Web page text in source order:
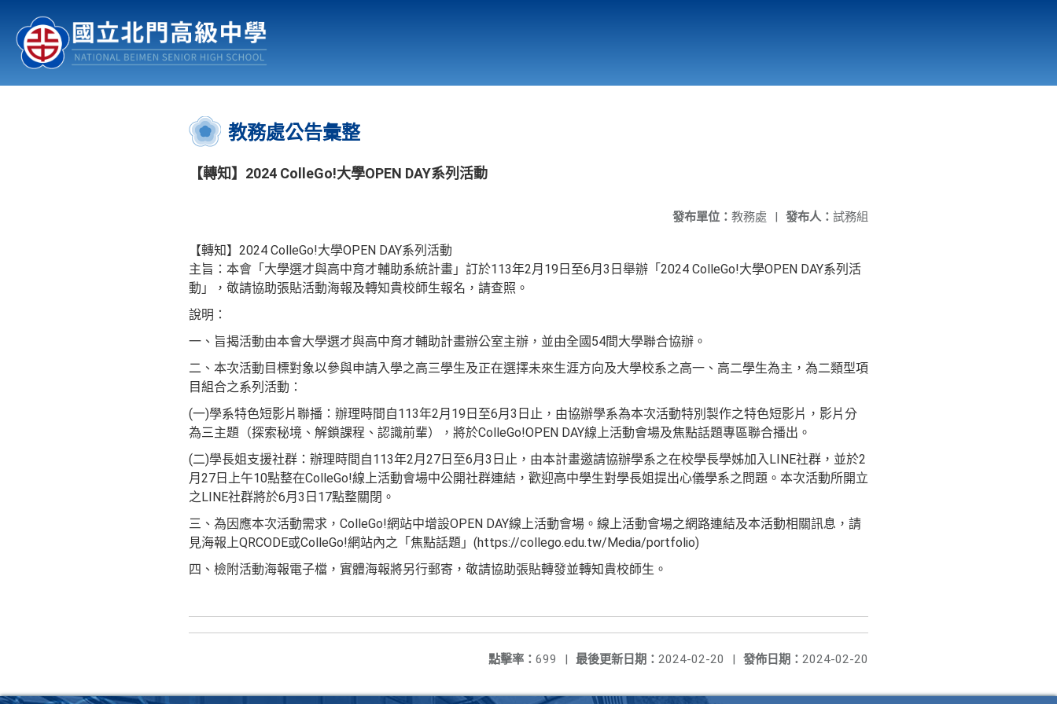
認識北中 行事曆
:::
教務處公告彙整
【轉知】2024 ColleGo!大學OPEN DAY系列活動
發布人： 試務組
發布單位： 教務處 |
【轉知】2024 ColleGo!大學OPEN DAY系列活動
主旨：本會「大學選才與高中育才輔助系統計畫」訂於113年2月19日至6月3日舉辦「2024 ColleGo!大學OPEN DAY系列活
動」，敬請協助張貼活動海報及轉知貴校師生報名，請查照。
說明：
一、旨揭活動由本會大學選才與高中育才輔助計畫辦公室主辦，並由全國54間大學聯合協辦。
二、本次活動目標對象以參與申請入學之高三學生及正在選擇未來生涯方向及大學校系之高一、高二學生為主，為二類型項
目組合之系列活動：
(一)學系特色短影片聯播：辦理時間自113年2月19日至6月3日止，由協辦學系為本次活動特別製作之特色短影片，影片分
為三主題（探索秘境、解鎖課程、認識前輩），將於ColleGo!OPEN DAY線上活動會場及焦點話題專區聯合播出。
(二)學長姐支援社群：辦理時間自113年2月27日至6月3日止，由本計畫邀請協辦學系之在校學長學姊加入LINE社群，並於2
月27日上午10點整在ColleGo!線上活動會場中公開社群連結，歡迎高中學生對學長姐提出心儀學系之問題。本次活動所開立
之LINE社群將於6月3日17點整關閉。
三、為因應本次活動需求，ColleGo!網站中增設OPEN DAY線上活動會場。線上活動會場之網路連結及本活動相關訊息，請
見海報上QRCODE或ColleGo!網站內之「焦點話題」(https://collego.edu.tw/Media/portfolio)
四、檢附活動海報電子檔，實體海報將另行郵寄，敬請協助張貼轉發並轉知貴校師生。
發佈日期： 2024-02-20
最後更新日期： 2024-02-20 |
點擊率： 699 |